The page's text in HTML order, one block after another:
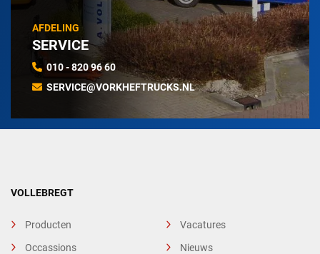
AFDELING
SERVICE
010 - 820 96 60
SERVICE@VORKHEFTRUCKS.NL
VOLLEBREGT
Producten
Occassions
Vacatures
Nieuws